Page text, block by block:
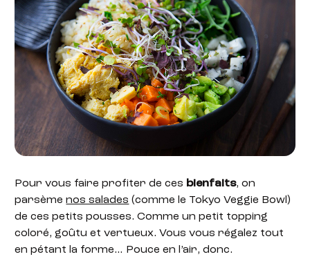
Pour vous faire profiter de ces bienfaits, on
parsèmenos salades (comme le Tokyo Veggie Bowl)
de ces petits pousses. Comme un petit topping
coloré, goûtu et vertueux. Vous vous régalez tout
en pétant la forme… Pouce en l’air, donc.